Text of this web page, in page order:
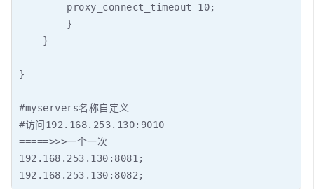
        proxy_connect_timeout 10;
        }
    }
}
#myservers名称自定义
#访问192.168.253.130:9010
=====>>>一个一次
192.168.253.130:8081;